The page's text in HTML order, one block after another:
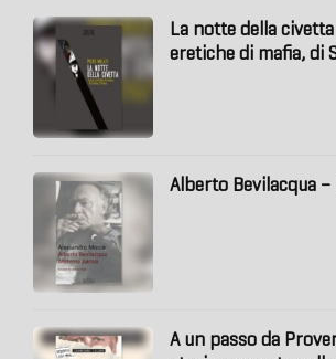
La notte della
eretiche di mafia, di
Alberto Bevilacqua
A un passo da